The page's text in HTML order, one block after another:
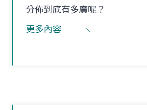
分佈到底有多廣呢？
更多內容